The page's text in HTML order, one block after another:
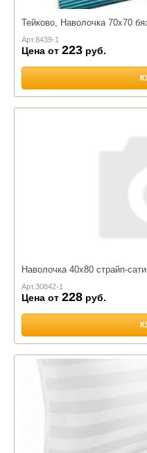
Тейково, Наволочка 70х70
Арт.8439-1
Цена от 223 руб.
Наволочка 40х80 страйп-
Арт.30842-1
Цена от 228 руб.